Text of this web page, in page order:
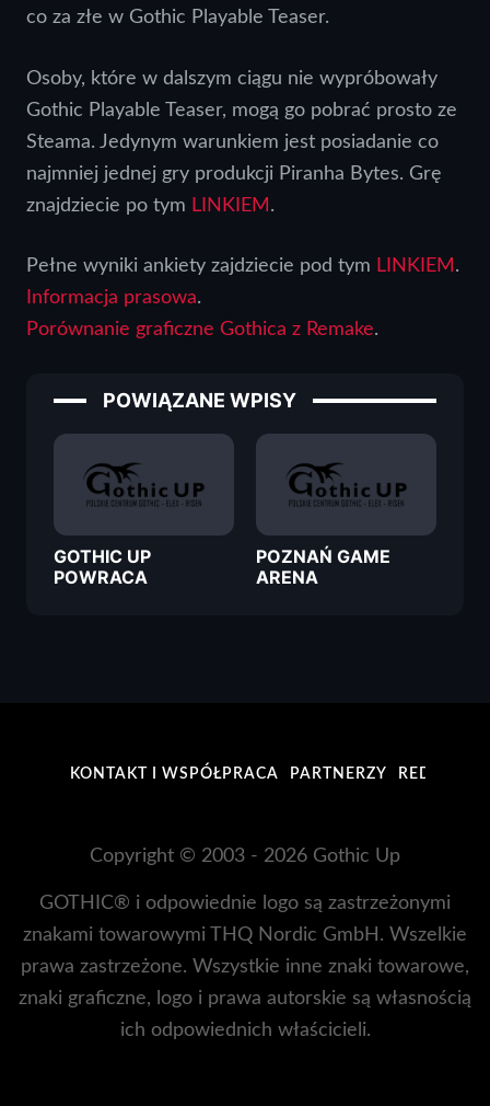
co za złe w Gothic Playable Teaser.
Osoby, które w dalszym ciągu nie wypróbowały
Gothic Playable Teaser, mogą go pobrać prosto ze
Steama. Jedynym warunkiem jest posiadanie co
najmniej jednej gry produkcji Piranha Bytes. Grę
znajdziecie po tym LINKIEM .
Pełne wyniki ankiety zajdziecie pod tym LINKIEM .
Informacja prasowa.
Porównanie graficzne Gothica z Remake.
POWIĄZANE WPISY
GOTHIC UP
POWRACA
POZNAŃ GAME
ARENA
KONTAKT I WSPÓŁPRACA PARTNERZY REDAKCJA
Copyright © 2003 - 2026 Gothic Up
GOTHIC® i odpowiednie logo są zastrzeżonymi
znakami towarowymi THQ Nordic GmbH. Wszelkie
prawa zastrzeżone. Wszystkie inne znaki towarowe,
znaki graficzne, logo i prawa autorskie są własnością
ich odpowiednich właścicieli.